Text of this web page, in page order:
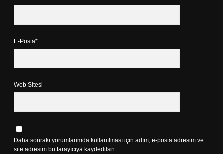
E-Posta*
Web Sitesi
Daha sonraki yorumlarımda kullanılması için adım, e-posta adresim ve
site adresim bu tarayıcıya kaydedilsin.